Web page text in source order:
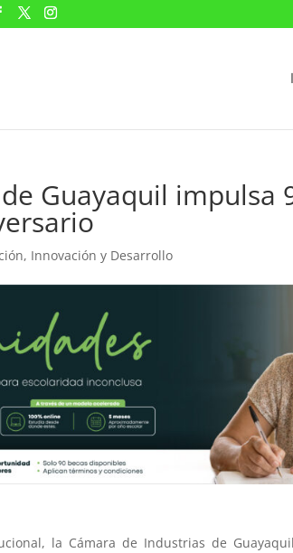
Guayaquil impulsa
, Innovación y Desarrollo
la Cámara de Industrias de